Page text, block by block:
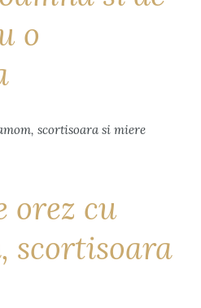
o
orez cu
scortisoara